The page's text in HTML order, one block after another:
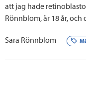
att jag hade
Rönnblom, är 18 år,
Sara Rönnblom